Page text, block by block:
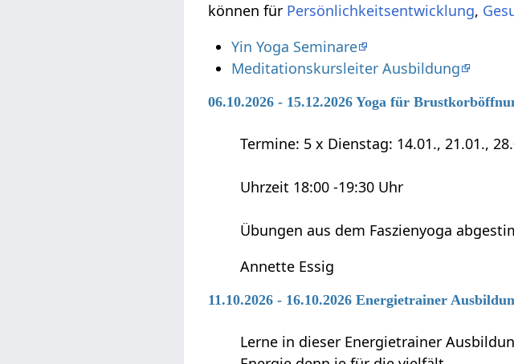
können für Persönlichkeitsentwicklung,
Yin Yoga Seminare
Meditationskursleiter Ausbildung
06.10.2026 - 15.12.2026 Yoga für
Termine: 5 x Dienstag: 14.01., 21.01.,
Uhrzeit 18:00 -19:30 Uhr
Übungen aus dem Faszienyoga
Annette Essig
11.10.2026 - 16.10.2026 Energietrainer
Lerne in dieser Energietrainer